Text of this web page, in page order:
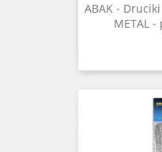
ABAK -
METAL